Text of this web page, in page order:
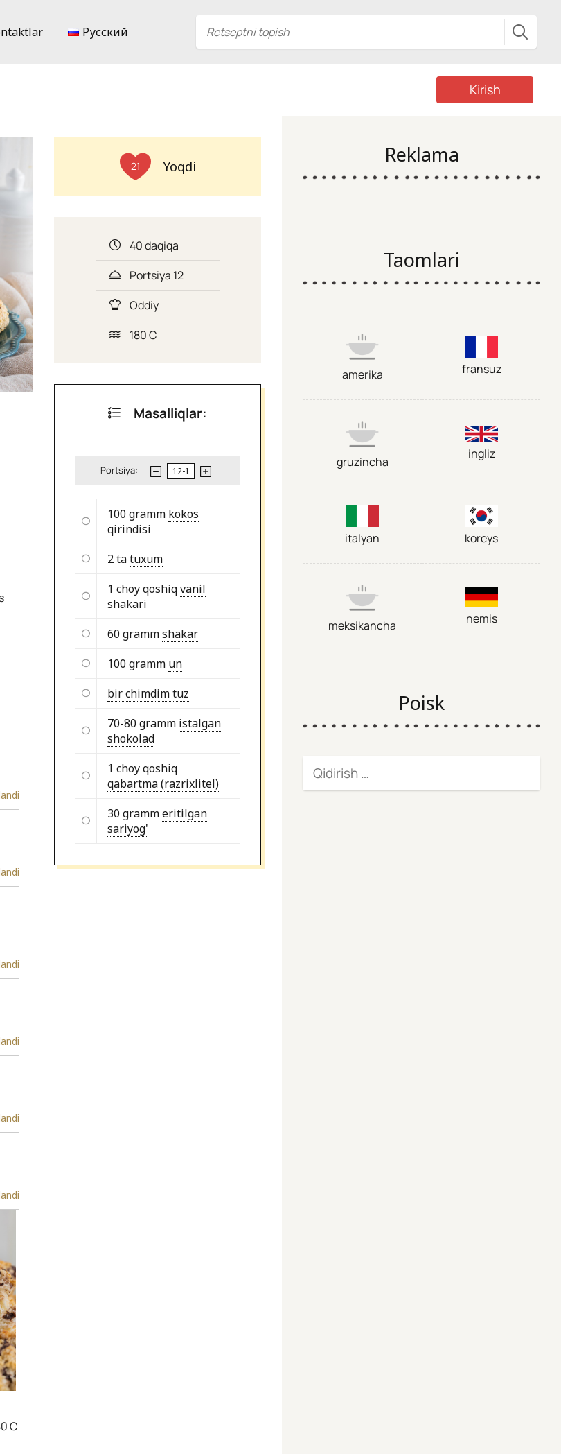
Русский
Kirish
C
21 Yoqdi
40 daqiqa
Portsiya 12
Oddiy
180 C
Masalliqlar:
Portsiya:
100 gramm kokos
qirindisi
2 tatuxum
1 choy qoshiqvanil
shakari
60 grammshakar
100 gramm un
bir chimdim tuz
70-80 gramm istalgan
shokolad
1 choy qoshiq
qabartma (razrixlitel)
30 grammeritilgan
sariyog'
Reklama
Taomlari
amerika fransuz
gruzincha
ingliz
italyan koreys
meksikancha nemis
Poisk